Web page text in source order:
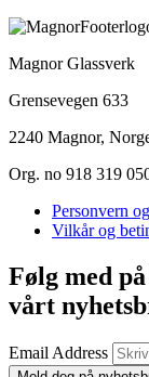
Magnor Glassverk
Grensevegen 633
2240 Magnor,
Org. no 918 319
Personvern
Vilkår og
Følg med
vårt
Email Address